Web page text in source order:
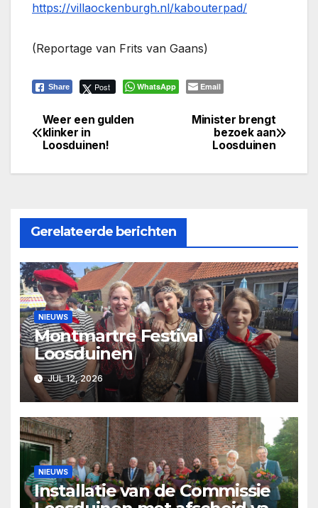
https://villaockenburgh.nl/kabouterpad/
(Reportage van Frits van Gaans)
Share Post WhatsApp Email
Bericht
navigatie
Minister brengt
bezoek aan
Loosduinen
Weer een gulden
klinker in
Loosduinen!
Gerelateerde berichten
NIEUWS
Montmartre Festival
Loosduinen
JUL 12, 2026
NIEUWS
Installatie van de Commissie